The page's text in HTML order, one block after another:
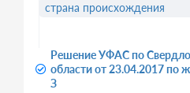
Решение УФАС по
области от 23.04.2017 по
З
страна происхождения